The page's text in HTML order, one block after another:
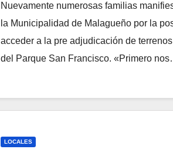
Nuevamente numerosas familias
la Municipalidad de Malagueño por la
acceder a la pre adjudicación de
del Parque San Francisco. «Primero
LOCALES